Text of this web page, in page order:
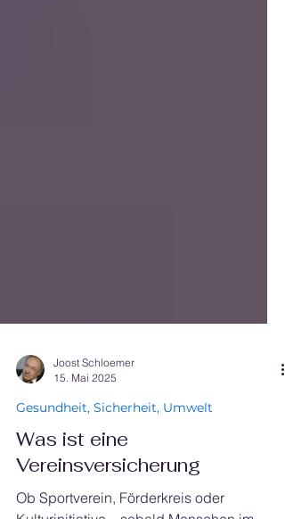
Joost Schloemer
15. Mai 2025
Gesundheit, Sicherheit, Umwelt